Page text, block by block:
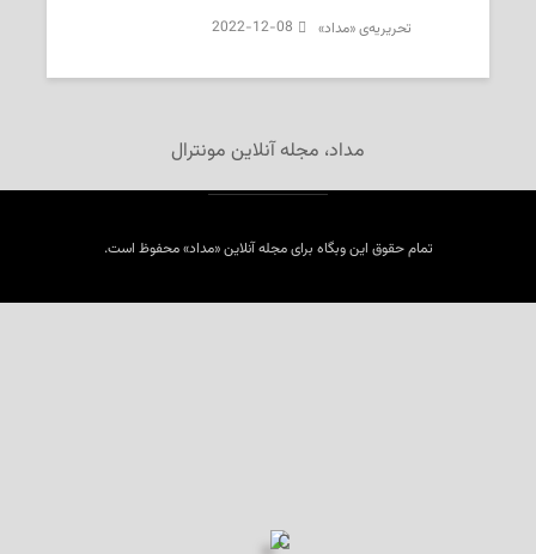
تحریریه‌ی «مداد» 2022-12-08
مداد، مجله آنلاین مونترال
تمام حقوق این وبگاه برای مجله آنلاین «مداد» محفوظ است.